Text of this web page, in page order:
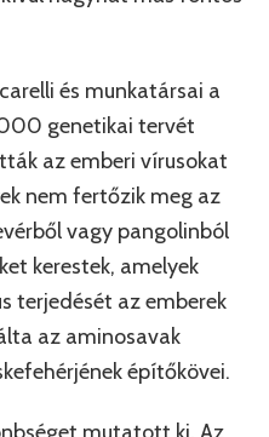
és munkatársai a
genetikai tervét
az emberi vírusokat
nem fertőzik meg az
vagy pangolinból
kerestek, amelyek
terjedését az emberek
az aminosavak
építőkövei.